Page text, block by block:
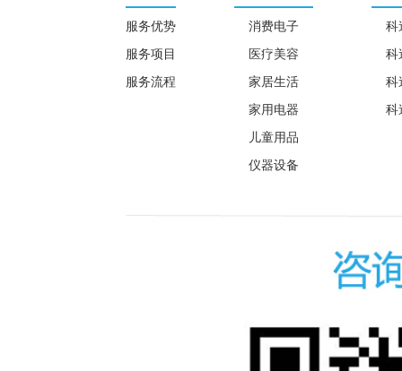
服务优势
服务项目
服务流程
消费电子
医疗美容
家居生活
家用电器
儿童用品
仪器设备
科
科
科
科